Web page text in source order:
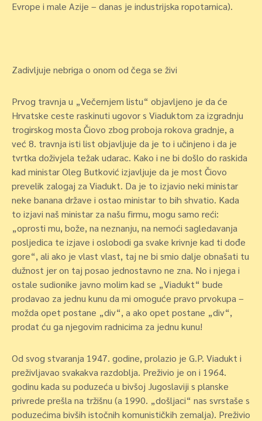
Evrope i male Azije – danas je industrijska ropotarnica).
Zadivljuje nebriga o onom od čega se živi
Prvog travnja u „Večernjem listu“ objavljeno je da će
Hrvatske ceste raskinuti ugovor s Viaduktom za izgradnju
trogirskog mosta Čiovo zbog proboja rokova gradnje, a
već 8. travnja isti list objavljuje da je to i učinjeno i da je
tvrtka doživjela težak udarac. Kako i ne bi došlo do raskida
kad ministar Oleg Butković izjavljuje da je most Čiovo
prevelik zalogaj za Viadukt. Da je to izjavio neki ministar
neke banana države i ostao ministar to bih shvatio. Kada
to izjavi naš ministar za našu firmu, mogu samo reći:
„oprosti mu, bože, na neznanju, na nemoći sagledavanja
posljedica te izjave i oslobodi ga svake krivnje kad ti dođe
gore“, ali ako je vlast vlast, taj ne bi smio dalje obnašati tu
dužnost jer on taj posao jednostavno ne zna. No i njega i
ostale sudionike javno molim kad se „Viadukt“ bude
prodavao za jednu kunu da mi omoguće pravo prvokupa –
možda opet postane „div“, a ako opet postane „div“,
prodat ću ga njegovim radnicima za jednu kunu!
Od svog stvaranja 1947. godine, prolazio je G.P. Viadukt i
preživljavao svakakva razdoblja. Preživio je on i 1964.
godinu kada su poduzeća u bivšoj Jugoslaviji s planske
privrede prešla na tržišnu (a 1990. „došljaci“ nas svrstaše s
poduzećima bivših istočnih komunističkih zemalja). Preživio